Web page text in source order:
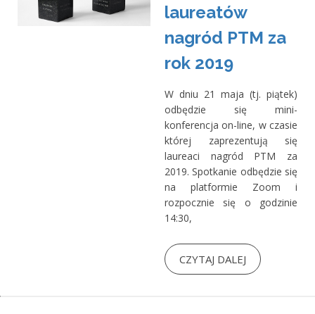
laureatów
nagród PTM za
rok 2019
W dniu 21 maja (tj. piątek)
odbędzie się mini-
konferencja on-line, w czasie
której zaprezentują się
laureaci nagród PTM za
2019. Spotkanie odbędzie się
na platformie Zoom i
rozpocznie się o godzinie
14:30,
CZYTAJ DALEJ